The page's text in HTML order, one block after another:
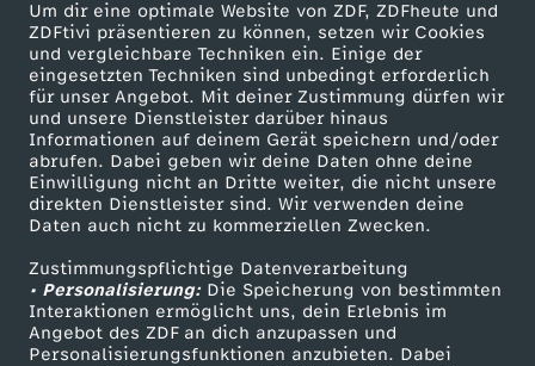
Um dir eine optimale Website von ZDF, ZDFheute und
ZDFtivi präsentieren zu können, setzen wir Cookies
und vergleichbare Techniken ein. Einige der
eingesetzten Techniken sind unbedingt erforderlich
für unser Angebot. Mit deiner Zustimmung dürfen wir
und unsere Dienstleister darüber hinaus
Informationen auf deinem Gerät speichern und/oder
abrufen. Dabei geben wir deine Daten ohne deine
Einwilligung nicht an Dritte weiter, die nicht unsere
direkten Dienstleister sind. Wir verwenden deine
Daten auch nicht zu kommerziellen Zwecken.
Zustimmungspflichtige Datenverarbeitung
• Personalisierung:Die Speicherung von bestimmten
Interaktionen ermöglicht uns, dein Erlebnis im
Angebot des ZDF an dich anzupassen und
Personalisierungsfunktionen anzubieten. Dabei
-
B
a
r
e
s
Mehr ZDF
ZDF-Apps
Smart TV
ZDFtext
Livestreams
Sendungen A-Z
TV-Programm
Service
ZDFmitreden
Kontakt zum ZDF
Tickets
Zuschauerservice
Hilfe